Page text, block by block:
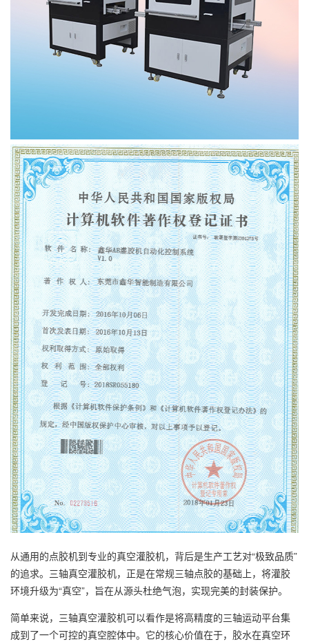
从通用的点胶机到专业的真空灌胶机，背后是生产工艺对“极致品质”
的追求。三轴真空灌胶机，正是在常规三轴点胶的基础上，将灌胶
环境升级为“真空”，旨在从源头杜绝气泡，实现完美的封装保护。
简单来说，三轴真空灌胶机可以看作是将高精度的三轴运动平台集
成到了一个可控的真空腔体中。它的核心价值在于，胶水在真空环